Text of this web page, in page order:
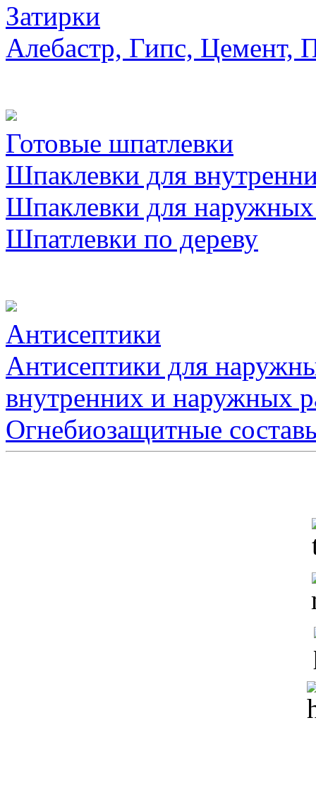
Затирки
Алебастр, Гипс, Цемент,
Готовые шпатлевки
Шпаклевки для
Шпаклевки для наружных
Шпатлевки по дереву
Антисептики
Антисептики для
внутренних и наружных
Огнебиозащитные